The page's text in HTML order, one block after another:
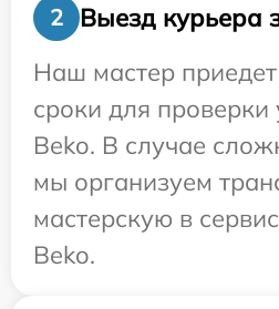
2
Выезд курьера
Наш мастер
сроки для проверки
Beko. В случае
мы организуем
мастерскую в
Beko.